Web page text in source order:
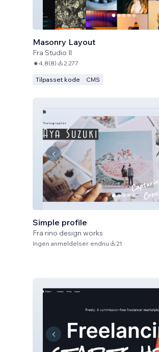
Masonry Layout
Fra Studio Il
4,8(8) 2.277
Tilpasset kode CMS
Simple profile
Fra rino design works
Ingen anmeldelser endnu 21